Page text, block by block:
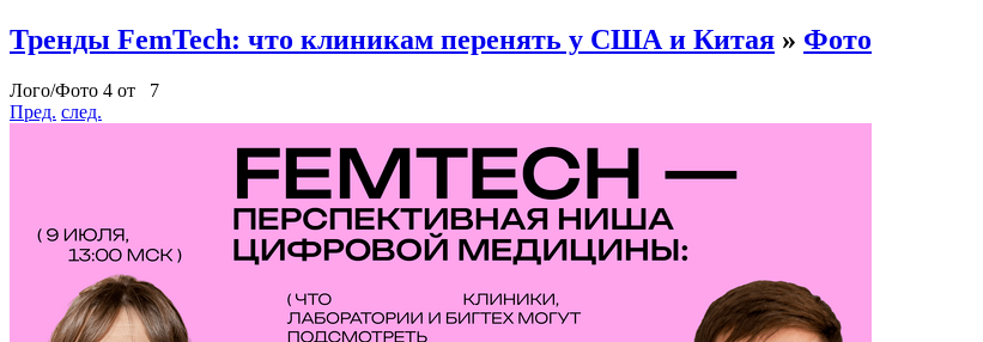
Тренды FemTech: что клиникам перенять у США и Китая » Фото
Лого/Фото 4 от 7
Пред. след.